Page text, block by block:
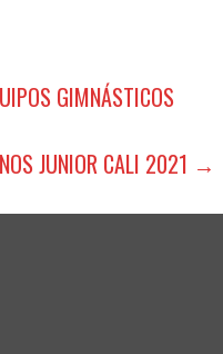
GIMNÁSTICOS
JUNIOR CALI 2021 →